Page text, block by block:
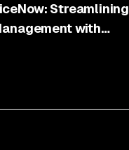
Streamlining
with
Rules